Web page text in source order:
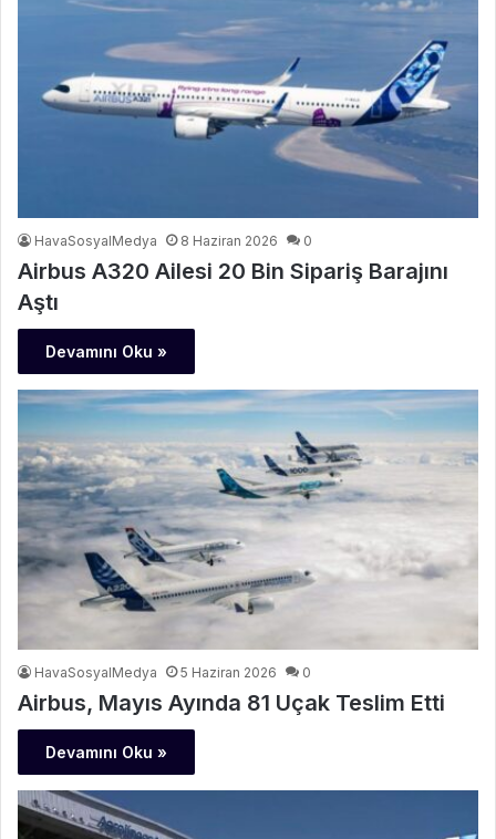
HavaSosyalMedya 8 Haziran 2026 0
Airbus A320 Ailesi 20 Bin Sipariş Barajını
Aştı
Devamını Oku »
HavaSosyalMedya 5 Haziran 2026 0
Airbus, Mayıs Ayında 81 Uçak Teslim Etti
Devamını Oku »